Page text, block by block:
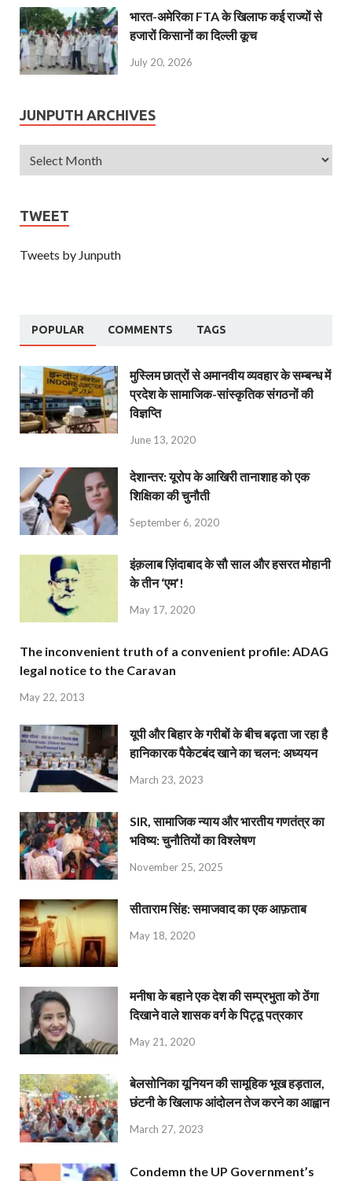
भारत-अमेरिका FTA के खिलाफ कई राज्यों से
हजारों किसानों का दिल्ली कूच
July 20, 2026
JUNPUTH ARCHIVES
TWEET
Tweets by Junputh
POPULAR COMMENTS TAGS
मुस्लिम छात्रों से अमानवीय व्यवहार के सम्बन्ध में
प्रदेश के सामाजिक-सांस्कृतिक संगठनों की
विज्ञप्ति
June 13, 2020
देशान्‍तर: यूरोप के आखिरी तानाशाह को एक
शिक्षिका की चुनौती
September 6, 2020
इंक़लाब ज़िंदाबाद के सौ साल और हसरत मोहानी
के तीन ‘एम’!
May 17, 2020
The inconvenient truth of a convenient profile: ADAG
legal notice to the Caravan
May 22, 2013
यूपी और बिहार के गरीबों के बीच बढ़ता जा रहा है
हानिकारक पैकेटबंद खाने का चलन: अध्ययन
March 23, 2023
SIR, सामाजिक न्याय और भारतीय गणतंत्र का
भविष्य: चुनौतियों का विश्लेषण
November 25, 2025
सीताराम सिंह: समाजवाद का एक आफ़ताब
May 18, 2020
मनीषा के बहाने एक देश की सम्प्रभुता को ठेंगा
दिखाने वाले शासक वर्ग के पिट्ठू पत्रकार
May 21, 2020
बेलसोनिका यूनियन की सामूहिक भूख हड़ताल,
छंटनी के खिलाफ आंदोलन तेज करने का आह्वान
March 27, 2023
Condemn the UP Government’s